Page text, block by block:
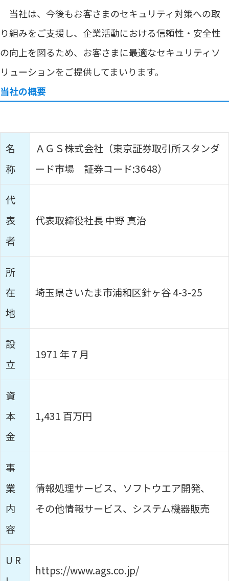
当社は、今後もお客さまのセキュリティ対策への取
り組みをご支援し、企業活動における信頼性・安全性
の向上を図るため、お客さまに最適なセキュリティソ
リューションをご提供してまいります。
当社の概要
名
称
ＡＧＳ株式会社（東京証券取引所スタンダ
ード市場 証券コード:3648）
代
表
者
代表取締役社長 中野 真治
所
在
地
埼玉県さいたま市浦和区針ヶ谷 4-3-25
設
立
1971 年 7 月
資
本
金
1,431 百万円
事
業
内
容
情報処理サービス、ソフトウエア開発、
その他情報サービス、システム機器販売
U R
https://www.ags.co.jp/